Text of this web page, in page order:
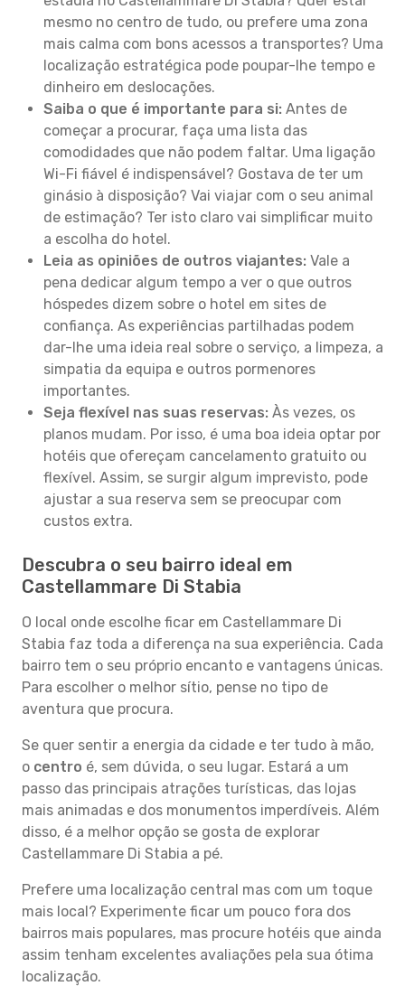
mesmo no centro de tudo, ou prefere uma zona
mais calma com bons acessos a transportes? Uma
localização estratégica pode poupar-lhe tempo e
dinheiro em deslocações.
Saiba o que é importante para si: Antes de
começar a procurar, faça uma lista das
comodidades que não podem faltar. Uma ligação
Wi-Fi fiável é indispensável? Gostava de ter um
ginásio à disposição? Vai viajar com o seu animal
de estimação? Ter isto claro vai simplificar muito
a escolha do hotel.
Leia as opiniões de outros viajantes: Vale a
pena dedicar algum tempo a ver o que outros
hóspedes dizem sobre o hotel em sites de
confiança. As experiências partilhadas podem
dar-lhe uma ideia real sobre o serviço, a limpeza, a
simpatia da equipa e outros pormenores
importantes.
Seja flexível nas suas reservas: Às vezes, os
planos mudam. Por isso, é uma boa ideia optar por
hotéis que ofereçam cancelamento gratuito ou
flexível. Assim, se surgir algum imprevisto, pode
ajustar a sua reserva sem se preocupar com
custos extra.
Descubra o seu bairro ideal em
Castellammare Di Stabia
O local onde escolhe ficar em Castellammare Di
Stabia faz toda a diferença na sua experiência. Cada
bairro tem o seu próprio encanto e vantagens únicas.
Para escolher o melhor sítio, pense no tipo de
aventura que procura.
Se quer sentir a energia da cidade e ter tudo à mão,
o centro é, sem dúvida, o seu lugar. Estará a um
passo das principais atrações turísticas, das lojas
mais animadas e dos monumentos imperdíveis. Além
disso, é a melhor opção se gosta de explorar
Castellammare Di Stabia a pé.
Prefere uma localização central mas com um toque
mais local? Experimente ficar um pouco fora dos
bairros mais populares, mas procure hotéis que ainda
assim tenham excelentes avaliações pela sua ótima
localização.